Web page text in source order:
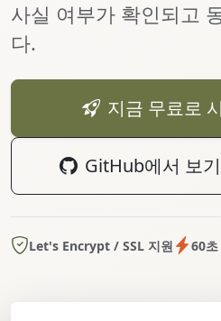
사실 여부가 확인되고
다.
지금 무료로
GitHub에서 보기
Let's Encrypt / SSL 지원 60초